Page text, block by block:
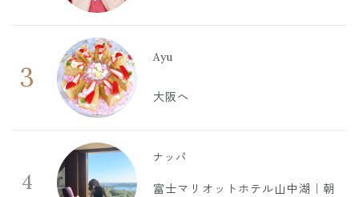
3
Ayu
大阪へ
4
ナッパ
富士マリオットホテル山中湖｜朝